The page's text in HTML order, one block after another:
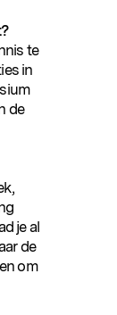
te
in
de
je al
de
om